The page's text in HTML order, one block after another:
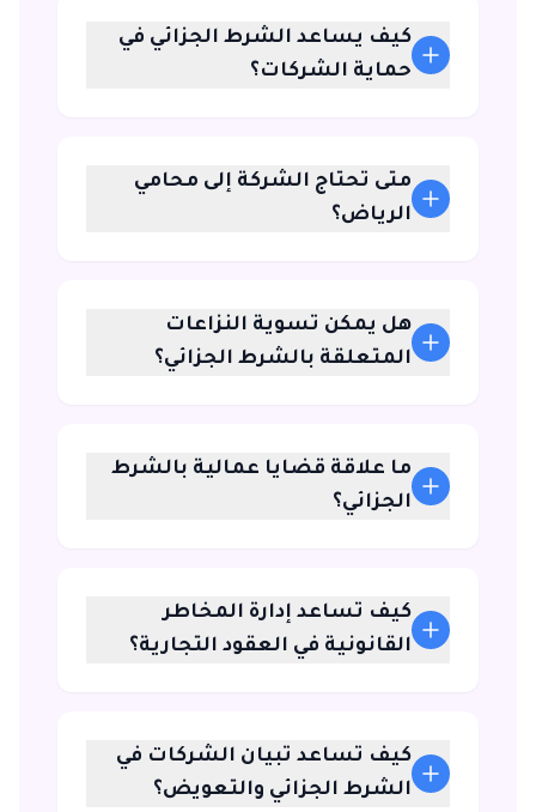
كيف يساعد الشرط الجزائي في
حماية الشركات؟
متى تحتاج الشركة إلى محامي
الرياض؟
هل يمكن تسوية النزاعات
المتعلقة بالشرط الجزائي؟
ما علاقة قضايا عمالية بالشرط
الجزائي؟
كيف تساعد إدارة المخاطر
القانونية في العقود التجارية؟
كيف تساعد تبيان الشركات في
الشرط الجزائي والتعويض؟